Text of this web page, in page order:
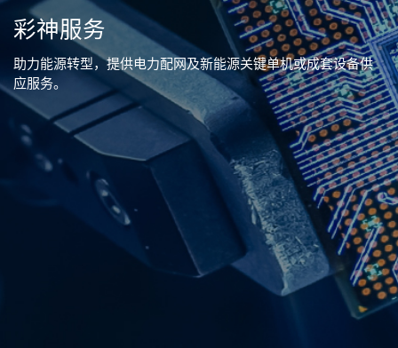
彩神服务
助力能源转型，提供电力配网及新能源关键单机或成套设备供
应服务。